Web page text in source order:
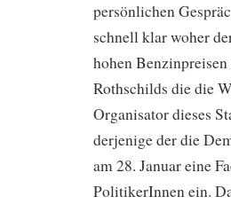
persönlichen
schnell klar woher
hohen
Rothschilds die die
Organisator dieses
derjenige der die
am 28. Januar eine
PolitikerInnen ein.